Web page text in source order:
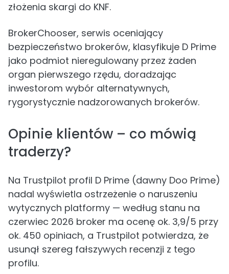
złożenia skargi do KNF.
BrokerChooser, serwis oceniający
bezpieczeństwo brokerów, klasyfikuje D Prime
jako podmiot nieregulowany przez żaden
organ pierwszego rzędu, doradzając
inwestorom wybór alternatywnych,
rygorystycznie nadzorowanych brokerów.
Opinie klientów – co mówią
traderzy?
Na Trustpilot profil D Prime (dawny Doo Prime)
nadal wyświetla ostrzeżenie o naruszeniu
wytycznych platformy — według stanu na
czerwiec 2026 broker ma ocenę ok. 3,9/5 przy
ok. 450 opiniach, a Trustpilot potwierdza, że
usunął szereg fałszywych recenzji z tego
profilu.